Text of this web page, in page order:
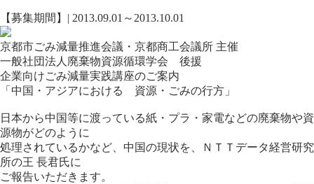
【募集期間】| 2013.09.01～2013.10.01
京都市ごみ減量推進会議・京都商工会議所 主催
一般社団法人廃棄物資源循環学会 後援
企業向けごみ減量実践講座のご案内
「中国・アジアにおける 資源・ごみの行方」
日本から中国等に渡っている紙・プラ・家電などの廃棄物や資
源物がどのように
処理されているかなど、中国の現状を、ＮＴＴデータ経営研究
所の王 長君氏に
ご報告いただきます。